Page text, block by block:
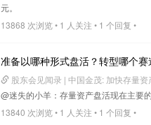
元。
13868 次浏览 • 1 人关注 • 1 个回复 •
准备以哪种形式盘活？转型哪个赛
股东会见闻录 | 中国金茂: 加快存量资
@迷失的小羊 ：存量资产盘活现在主要
13840 次浏览 • 1 人关注 • 1 个回复 •